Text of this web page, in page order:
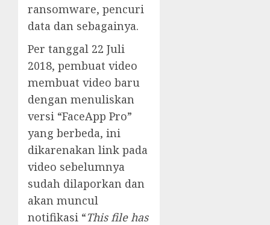
ransomware, pencuri
data dan sebagainya.
Per tanggal 22 Juli
2018, pembuat video
membuat video baru
dengan menuliskan
versi “FaceApp Pro”
yang berbeda, ini
dikarenakan link pada
video sebelumnya
sudah dilaporkan dan
akan muncul
notifikasi “This file has